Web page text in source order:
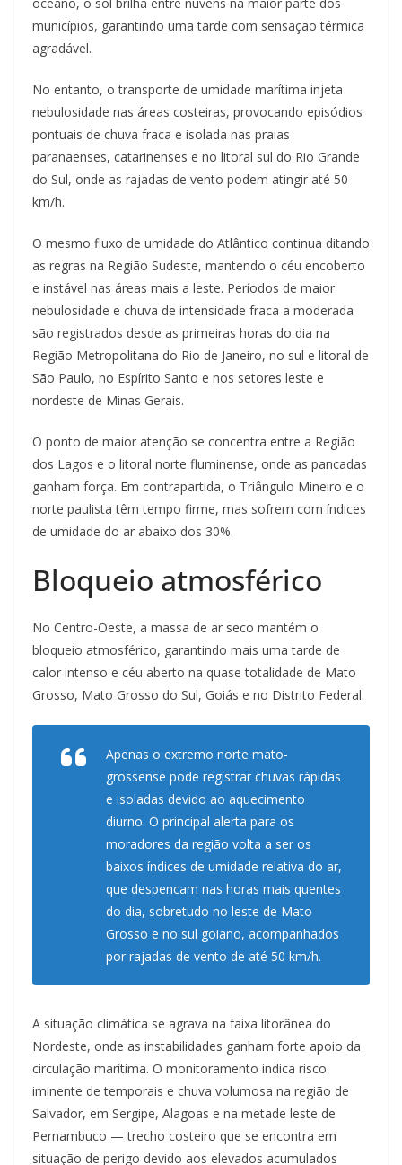
municípios, garantindo uma tarde com sensação térmica
agradável.
No entanto, o transporte de umidade marítima injeta
nebulosidade nas áreas costeiras, provocando episódios
pontuais de chuva fraca e isolada nas praias
paranaenses, catarinenses e no litoral sul do Rio Grande
do Sul, onde as rajadas de vento podem atingir até 50
km/h.
O mesmo fluxo de umidade do Atlântico continua ditando
as regras na Região Sudeste, mantendo o céu encoberto
e instável nas áreas mais a leste. Períodos de maior
nebulosidade e chuva de intensidade fraca a moderada
são registrados desde as primeiras horas do dia na
Região Metropolitana do Rio de Janeiro, no sul e litoral de
São Paulo, no Espírito Santo e nos setores leste e
nordeste de Minas Gerais.
O ponto de maior atenção se concentra entre a Região
dos Lagos e o litoral norte fluminense, onde as pancadas
ganham força. Em contrapartida, o Triângulo Mineiro e o
norte paulista têm tempo firme, mas sofrem com índices
de umidade do ar abaixo dos 30%.
Bloqueio atmosférico
No Centro-Oeste, a massa de ar seco mantém o
bloqueio atmosférico, garantindo mais uma tarde de
calor intenso e céu aberto na quase totalidade de Mato
Grosso, Mato Grosso do Sul, Goiás e no Distrito Federal.
Apenas o extremo norte mato-
grossense pode registrar chuvas rápidas
e isoladas devido ao aquecimento
diurno. O principal alerta para os
moradores da região volta a ser os
baixos índices de umidade relativa do ar,
que despencam nas horas mais quentes
do dia, sobretudo no leste de Mato
Grosso e no sul goiano, acompanhados
por rajadas de vento de até 50 km/h.
A situação climática se agrava na faixa litorânea do
Nordeste, onde as instabilidades ganham forte apoio da
circulação marítima. O monitoramento indica risco
iminente de temporais e chuva volumosa na região de
Salvador, em Sergipe, Alagoas e na metade leste de
Pernambuco — trecho costeiro que se encontra em
situação de perigo devido aos elevados acumulados